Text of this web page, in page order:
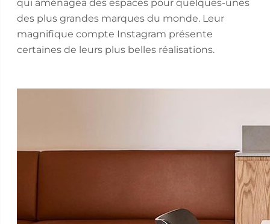
qui aménagea des espaces pour quelques-unes
des plus grandes marques du monde. Leur
magnifique compte Instagram présente
certaines de leurs plus belles réalisations.